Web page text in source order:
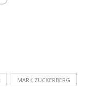
MARK ZUCKERBERG